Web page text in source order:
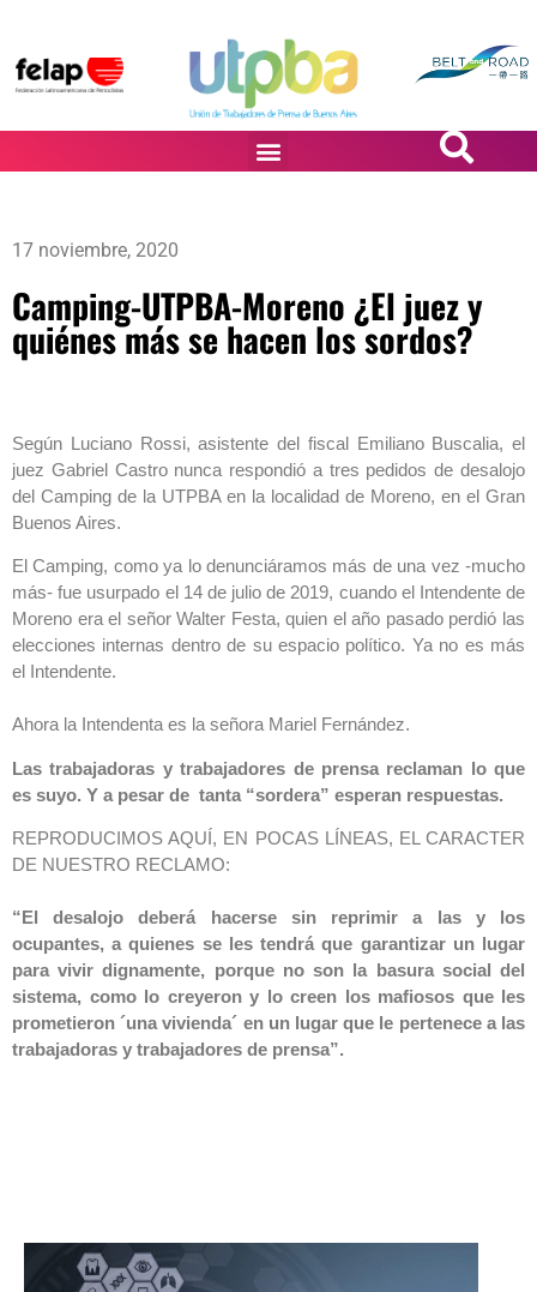
17 noviembre, 2020
Camping-UTPBA-Moreno ¿El juez y
quiénes más se hacen los sordos?
Según Luciano Rossi, asistente del fiscal Emiliano Buscalia, el
juez Gabriel Castro nunca respondió a tres pedidos de desalojo
del Camping de la UTPBA en la localidad de Moreno, en el Gran
Buenos Aires.
El Camping, como ya lo denunciáramos más de una vez -mucho
más- fue usurpado el 14 de julio de 2019, cuando el Intendente de
Moreno era el señor Walter Festa, quien el año pasado perdió las
elecciones internas dentro de su espacio político. Ya no es más
el Intendente.
Ahora la Intendenta es la señora Mariel Fernández.
Las trabajadoras y trabajadores de prensa reclaman lo que
es suyo. Y a pesar de tanta “sordera” esperan respuestas.
REPRODUCIMOS AQUÍ, EN POCAS LÍNEAS, EL CARACTER
DE NUESTRO RECLAMO:
“El desalojo deberá hacerse sin reprimir a las y los
ocupantes, a quienes se les tendrá que garantizar un lugar
para vivir dignamente, porque no son la basura social del
sistema, como lo creyeron y lo creen los mafiosos que les
prometieron ´una vivienda´ en un lugar que le pertenece a las
trabajadoras y trabajadores de prensa”.